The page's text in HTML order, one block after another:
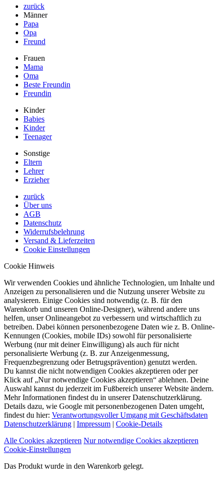
zurück
Männer
Papa
Opa
Freund
Frauen
Mama
Oma
Beste Freundin
Freundin
Kinder
Babies
Kinder
Teenager
Sonstige
Eltern
Lehrer
Erzieher
zurück
Über uns
AGB
Datenschutz
Widerrufsbelehrung
Versand & Lieferzeiten
Cookie Einstellungen
Cookie Hinweis
Wir verwenden Cookies und ähnliche Technologien, um Inhalte und
Anzeigen zu personalisieren und die Nutzung unserer Website zu
analysieren. Einige Cookies sind notwendig (z. B. für den
Warenkorb und unseren Online-Designer), während andere uns
helfen, unser Onlineangebot zu verbessern und wirtschaftlich zu
betreiben. Dabei können personenbezogene Daten wie z. B. Online-
Kennungen (Cookies, mobile IDs) sowohl für personalisierte
Werbung (nur mit deiner Einwilligung) als auch für nicht
personalisierte Werbung (z. B. zur Anzeigenmessung,
Frequenzbegrenzung oder Betrugsprävention) genutzt werden.
Du kannst die nicht notwendigen Cookies akzeptieren oder per
Klick auf „Nur notwendige Cookies akzeptieren“ ablehnen. Deine
Auswahl kannst du jederzeit im Fußbereich unserer Website ändern.
Mehr Informationen findest du in unserer Datenschutzerklärung.
Details dazu, wie Google mit personenbezogenen Daten umgeht,
findest du hier: Verantwortungsvoller Umgang mit Geschäftsdaten
Datenschutzerklärung | Impressum | Cookie-Details
Alle Cookies akzeptieren Nur notwendige Cookies akzeptieren
Cookie-Einstellungen
Das Produkt wurde in den Warenkorb gelegt.